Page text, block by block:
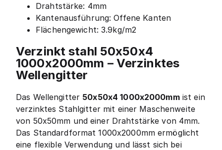
Drahtstärke: 4mm
Kantenausführung: Offene Kanten
Flächengewicht: 3.9kg/m2
Verzinkt stahl 50x50x4
1000x2000mm – Verzinktes
Wellengitter
Das Wellengitter 50x50x4 1000x2000mmist ein
verzinktes Stahlgitter mit einer Maschenweite
von 50x50mm und einer Drahtstärke von 4mm.
Das Standardformat 1000x2000mm ermöglicht
eine flexible Verwendung und lässt sich bei